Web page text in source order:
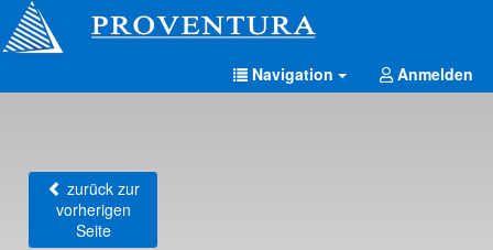
Navigation Anmelden
zurück zur
vorherigen
Seite